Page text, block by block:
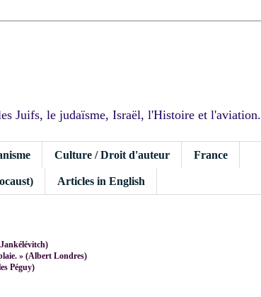
Juifs, le judaïsme, Israël, l'Histoire et l'aviation.
Culture / Droit d'auteur France
Articles in English
» (Albert Londres)
Péguy)